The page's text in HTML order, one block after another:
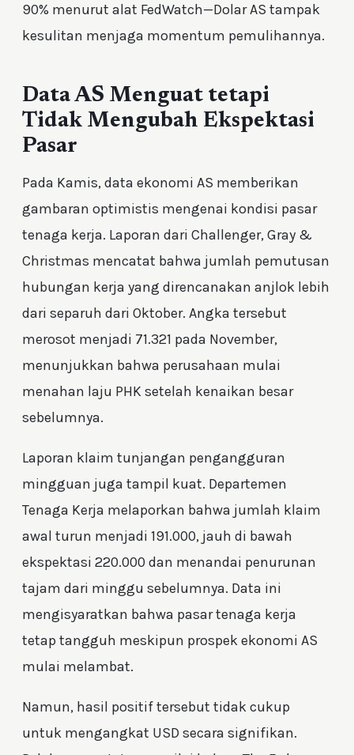
90% menurut alat FedWatch—Dolar AS tampak
kesulitan menjaga momentum pemulihannya.
Data AS Menguat tetapi
Tidak Mengubah Ekspektasi
Pasar
Pada Kamis, data ekonomi AS memberikan
gambaran optimistis mengenai kondisi pasar
tenaga kerja. Laporan dari Challenger, Gray &
Christmas mencatat bahwa jumlah pemutusan
hubungan kerja yang direncanakan anjlok lebih
dari separuh dari Oktober. Angka tersebut
merosot menjadi 71.321 pada November,
menunjukkan bahwa perusahaan mulai
menahan laju PHK setelah kenaikan besar
sebelumnya.
Laporan klaim tunjangan pengangguran
mingguan juga tampil kuat. Departemen
Tenaga Kerja melaporkan bahwa jumlah klaim
awal turun menjadi 191.000, jauh di bawah
ekspektasi 220.000 dan menandai penurunan
tajam dari minggu sebelumnya. Data ini
mengisyaratkan bahwa pasar tenaga kerja
tetap tangguh meskipun prospek ekonomi AS
mulai melambat.
Namun, hasil positif tersebut tidak cukup
untuk mengangkat USD secara signifikan.